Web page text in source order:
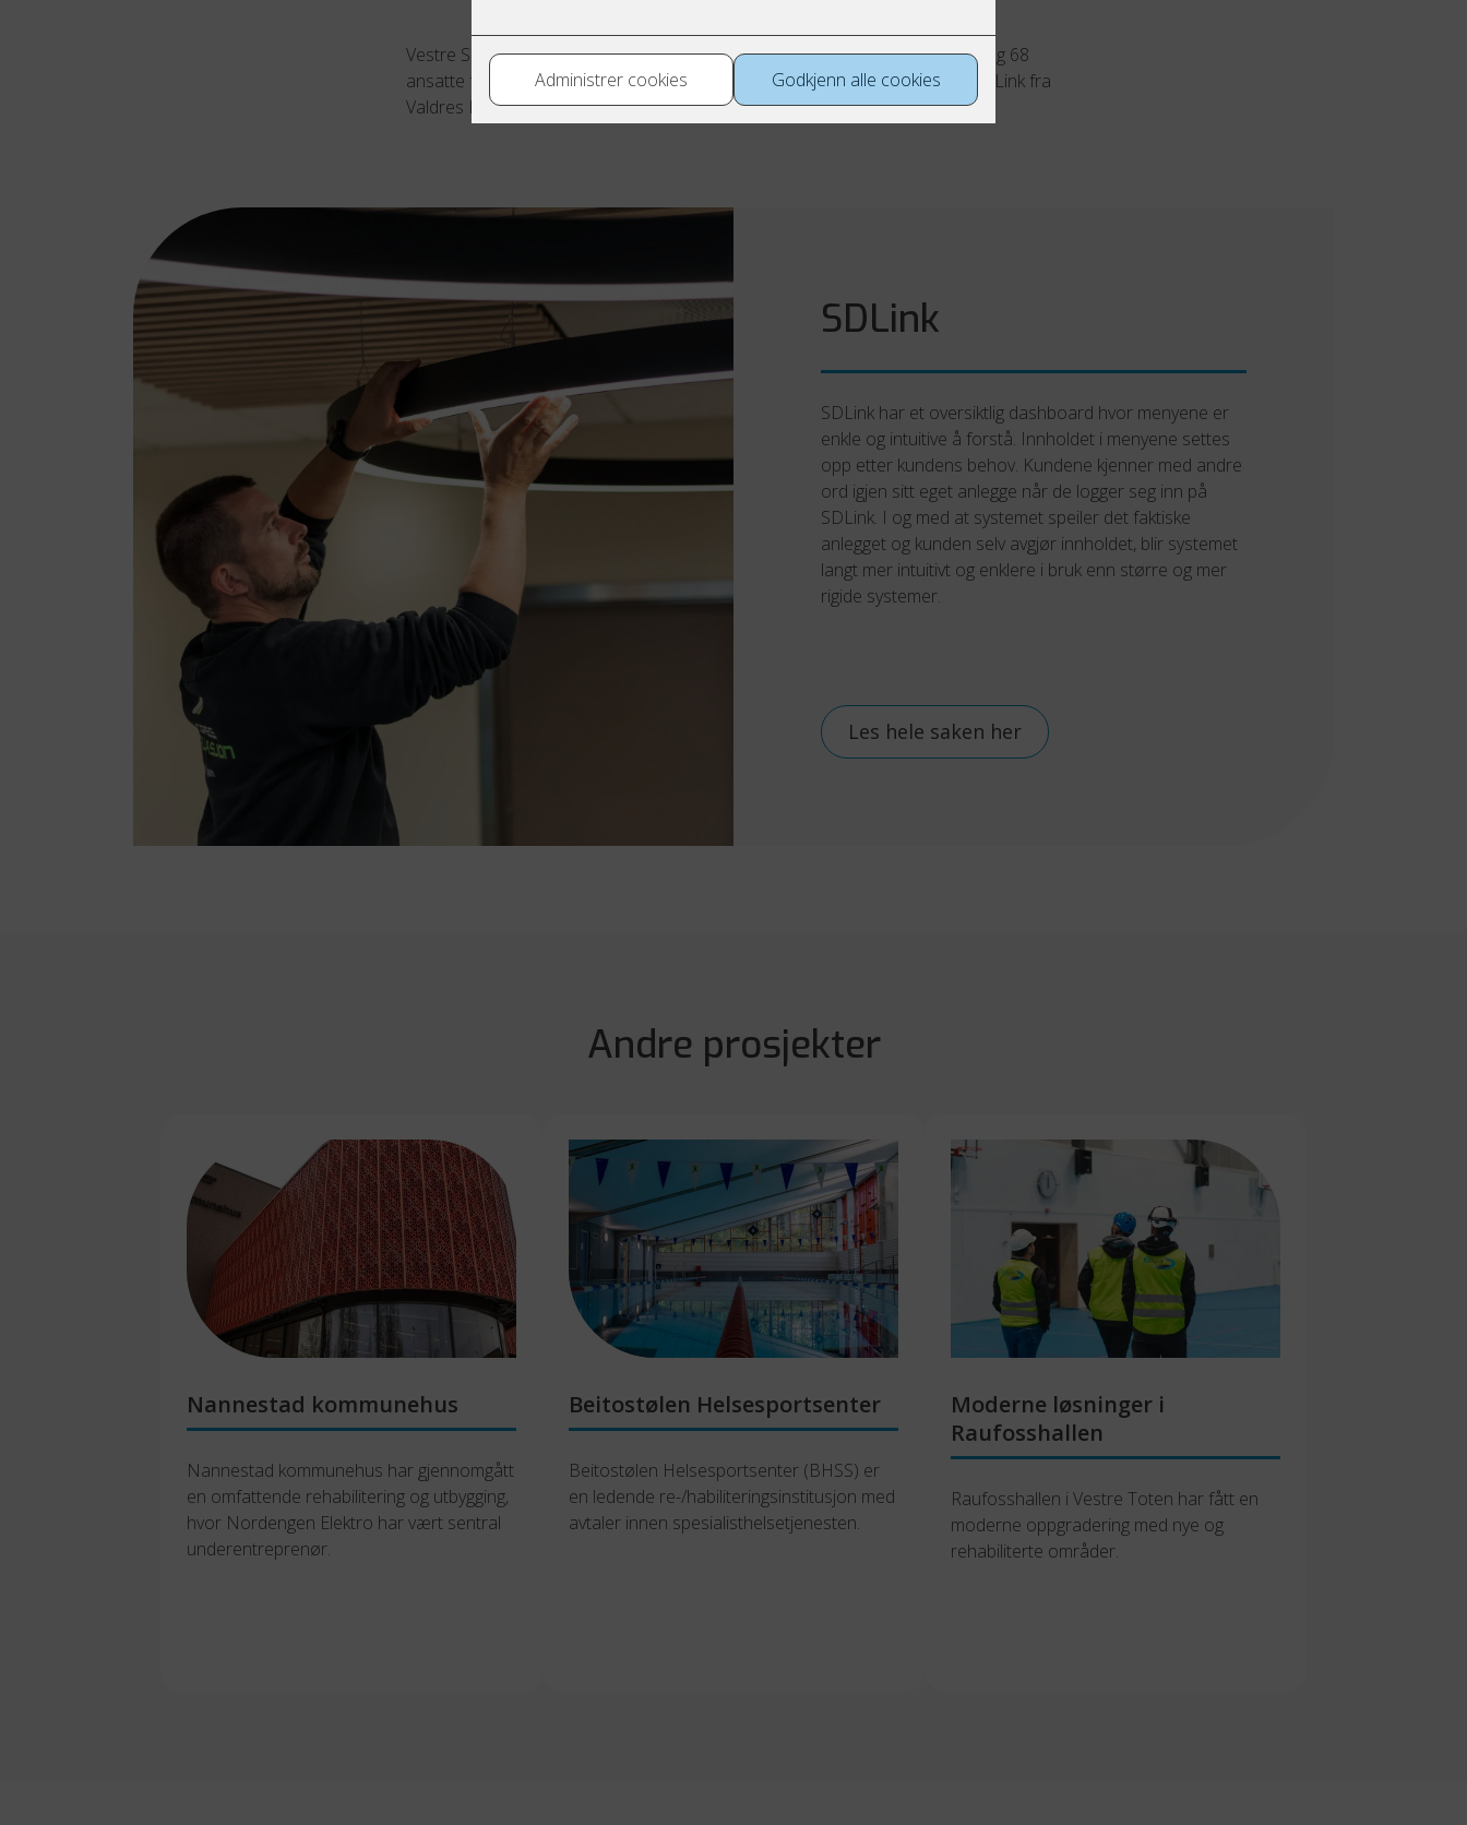
Vestre Slidre helsetun åpnet 4. oktober 2023 og er planlagt for 24 beboere og 68
ansatte fordelt på 3599 kvm BTA. Vester Slidre helsetun har valgt å bruke SDLink fra
Valdres Installasjon.
SDLink
SDLink har et oversiktlig dashboard hvor menyene er
enkle og intuitive å forstå. Innholdet i menyene settes
opp etter kundens behov. Kundene kjenner med andre
ord igjen sitt eget anlegge når de logger seg inn på
SDLink. I og med at systemet speiler det faktiske
anlegget og kunden selv avgjør innholdet, blir systemet
langt mer intuitivt og enklere i bruk enn større og mer
rigide systemer.
Les hele saken her
Andre prosjekter
Nannestad kommunehus
Nannestad kommunehus har gjennomgått
en omfattende rehabilitering og utbygging,
hvor Nordengen Elektro har vært sentral
underentreprenør.
Beitostølen Helsesportsenter
Beitostølen Helsesportsenter (BHSS) er
en ledende re-/habiliteringsinstitusjon med
avtaler innen spesialisthelsetjenesten.
Moderne løsninger i
Raufosshallen
Raufosshallen i Vestre Toten har fått en
moderne oppgradering med nye og
rehabiliterte områder.